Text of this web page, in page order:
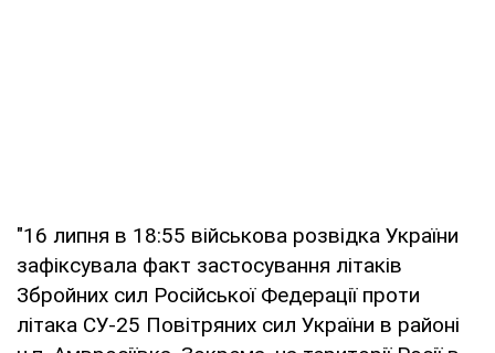
"16 липня в 18:55 військова розвідка України
зафіксувала факт застосування літаків
Збройних сил Російської Федерації проти
літака СУ-25 Повітряних сил України в районі